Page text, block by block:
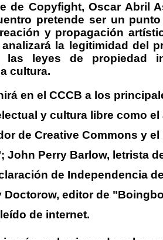
de Copyfight, Oscar Abril
pretende ser un
y propagación
la legitimidad del
las leyes de propiedad
cultura.
en el CCCB a los
y cultura libre como
de Creative Commons y
John Perry Barlow, letrista
de Independencia
Doctorow, editor de
de internet.